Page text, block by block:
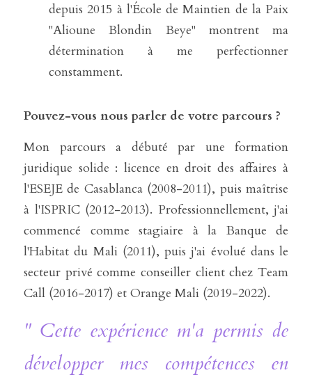
depuis 2015 à l'École de Maintien de la Paix
"Alioune Blondin Beye" montrent ma
détermination à me perfectionner
constamment.
Pouvez-vous nous parler de votre parcours ?
Mon parcours a débuté par une formation
juridique solide : licence en droit des affaires à
l'ESEJE de Casablanca (2008-2011), puis maîtrise
à l'ISPRIC (2012-2013). Professionnellement, j'ai
commencé comme stagiaire à la Banque de
l'Habitat du Mali (2011), puis j'ai évolué dans le
secteur privé comme conseiller client chez Team
Call (2016-2017) et Orange Mali (2019-2022).
" Cette expérience m'a permis de
développer mes compétences en